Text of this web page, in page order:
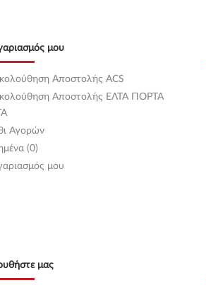
μου
Αποστολής ACS
Αποστολής ΕΛΤΑ ΠΟΡΤΑ
Αγορών
(0)
μου
μας